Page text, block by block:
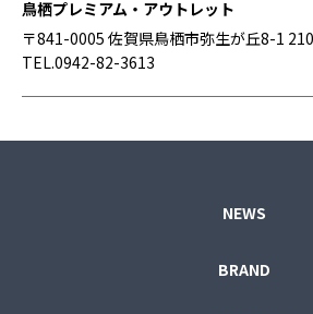
鳥栖プレミアム・アウトレット
〒841-0005 佐賀県鳥栖市弥生が丘8-1
TEL.0942-82-3613
NEWS
BRAND